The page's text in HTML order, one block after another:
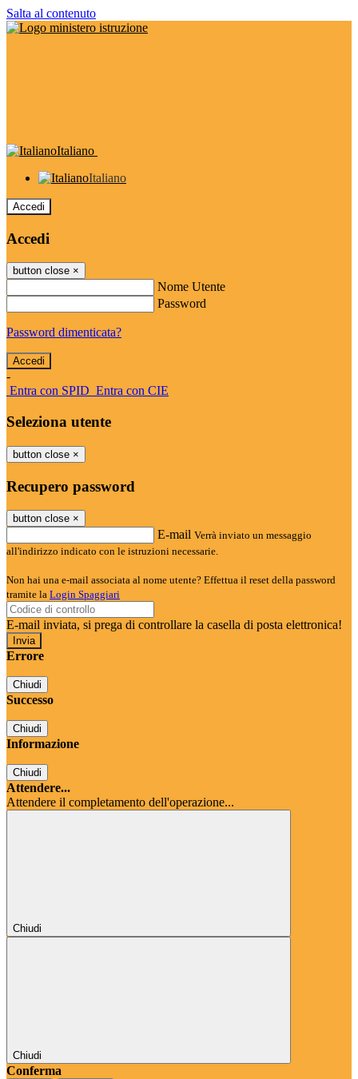
Salta al contenuto
Italiano
Italiano
Accedi
Accedi
button close ×
Nome Utente
Password
Password dimenticata?
-
Entra con SPID Entra con CIE
Seleziona utente
button close ×
Recupero password
button close ×
E-mail Verrà inviato un messaggio
all'indirizzo indicato con le istruzioni necessarie.
Non hai una e-mail associata al nome utente? Effettua il reset della password
tramite la Login Spaggiari
E-mail inviata, si prega di controllare la casella di posta elettronica!
Errore
Chiudi
Successo
Chiudi
Informazione
Chiudi
Attendere...
Attendere il completamento dell'operazione...
Chiudi
Chiudi
Conferma